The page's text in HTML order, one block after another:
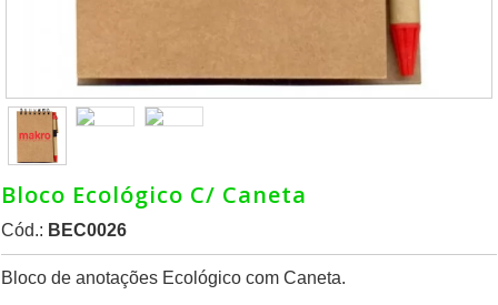
Bloco Ecológico C/ Caneta
Cód.: BEC0026
Bloco de anotações Ecológico com Caneta.